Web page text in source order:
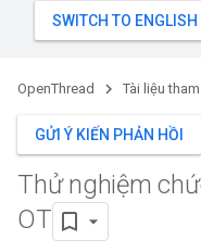
OpenThread Tài liệu
GỬI Ý KIẾN PHẢN HỒI
Thử nghiệm
OT